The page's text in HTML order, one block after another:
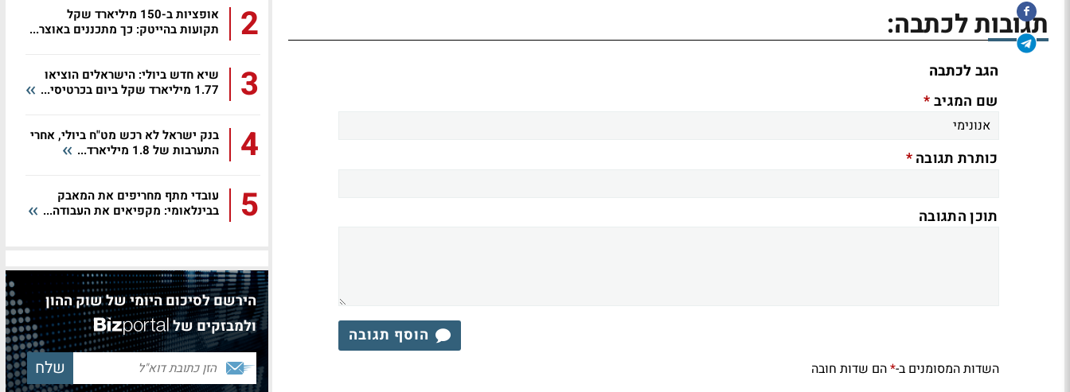
תגובות לכתבה:
הגב לכתבה
שם המגיב*
כותרת תגובה*
תוכן התגובה
הוסף תגובה
השדות המסומנים ב-*הם שדות חובה
2
אופציות ב-150 מיליארד שקל
תקועות בהייטק: כך מתכננים באוצר...
3
שיא חדש ביולי: הישראלים הוציאו
1.77 מיליארד שקל ביום בכרטיסי...
4
בנק ישראל לא רכש מט"ח ביולי, אחרי
התערבות של 1.8 מיליארד...
5
עובדי מתף מחריפים את המאבק
בבינלאומי: מקפיאים את העבודה...
הירשם לסיכום היומי של שוק ההון
ולמבזקים של